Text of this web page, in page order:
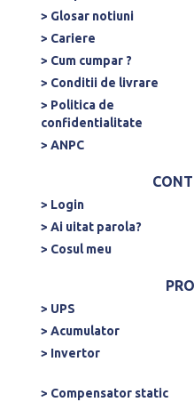
> Glosar notiuni
> Cariere
> Cum cumpar ?
> Conditii de livrare
> Politica de
confidentialitate
> ANPC
> Login
> Ai uitat parola?
> Cosul meu
> UPS
> Acumulator
> Invertor
> Compensator static